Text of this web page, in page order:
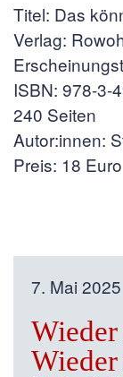
Titel: Das
Verlag:
ISBN: 978-3-
240 Seiten
Autor:innen:
Preis: 18 Euro
7. Mai 2025